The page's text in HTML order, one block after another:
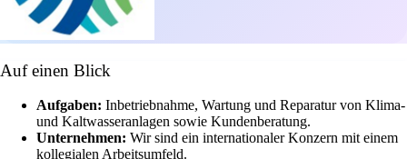
Auf einen Blick
Aufgaben: Inbetriebnahme, Wartung und Reparatur von Klima-
und Kaltwasseranlagen sowie Kundenberatung.
Unternehmen: Wir sind ein internationaler Konzern mit einem
kollegialen Arbeitsumfeld.